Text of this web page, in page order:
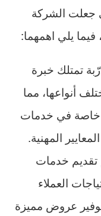
جعلت الشركة
فيما يلي اهمهما:
تمتلك خبرة
أنواعها، مما
خاصة في خدمات
المهنية.
تقديم خدمات
العملاء
توفير عروض مميزة